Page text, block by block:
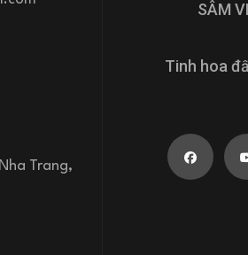
Trang,
SÂM
Tinh hoa